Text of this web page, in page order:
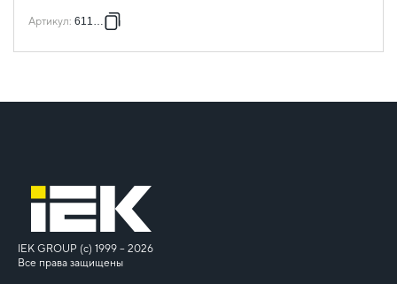
Артикул: 611788
IEK GROUP (c) 1999 – 2026
Все права защищены